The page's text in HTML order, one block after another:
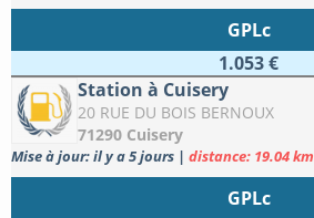
GPLc
1.053 €
Station à Cuisery
20 RUE DU BOIS BERNOUX
71290 Cuisery
Mise à jour: il y a 5 jours | distance: 19.04 km
GPLc